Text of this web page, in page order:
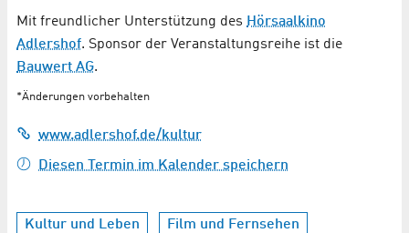
Mit freundlicher Unterstützung des Hörsaalkino
Adlershof. Sponsor der Veranstaltungsreihe ist die
Bauwert AG.
*Änderungen vorbehalten
www.adlershof.de/kultur
Diesen Termin im Kalender speichern
Kultur und Leben Film und Fernsehen